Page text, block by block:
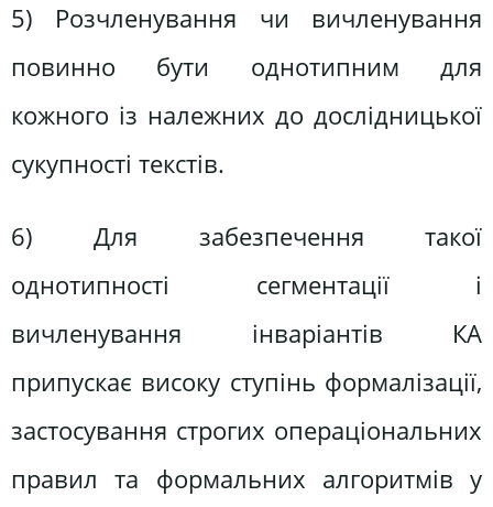
5) Розчленування чи вичленування
повинно бути однотипним для
кожного із належних до дослідницької
сукупності текстів.
6) Для забезпечення такої
однотипності сегментації і
вичленування інваріантів КА
припускає високу ступінь формалізації,
застосування строгих операціональних
правил та формальних алгоритмів у